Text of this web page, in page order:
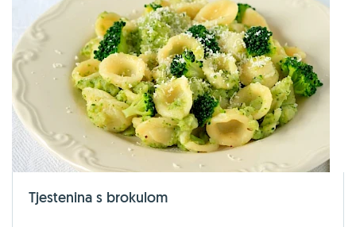
Tjestenina s brokulom